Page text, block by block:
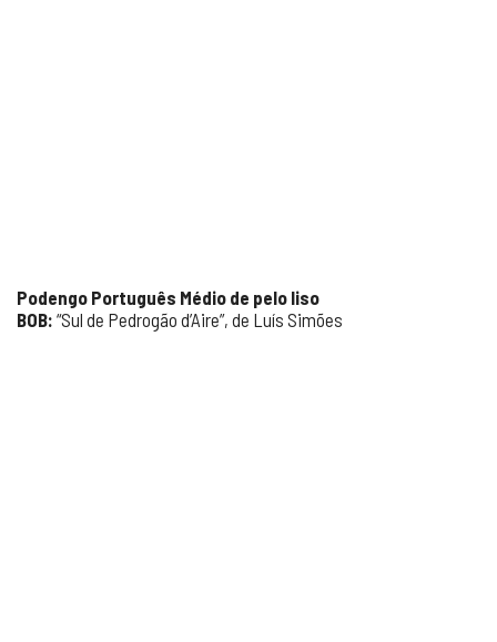
Podengo Português Médio de pelo liso
BOB: “Sul de Pedrogão d’Aire”, de Luís Simões